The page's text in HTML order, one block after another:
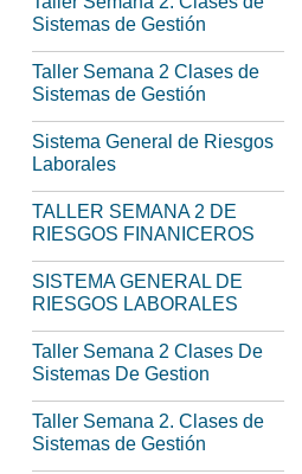
Sistemas de Gestión
Taller Semana 2 Clases de
Sistemas de Gestión
Sistema General de Riesgos
Laborales
TALLER SEMANA 2 DE
RIESGOS FINANICEROS
SISTEMA GENERAL DE
RIESGOS LABORALES
Taller Semana 2 Clases De
Sistemas De Gestion
Taller Semana 2. Clases de
Sistemas de Gestión